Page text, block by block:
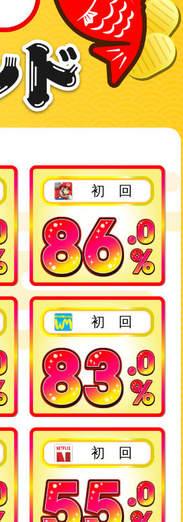
2回目以降
初 回
2回目以降
初 回
2回目以降
初 回